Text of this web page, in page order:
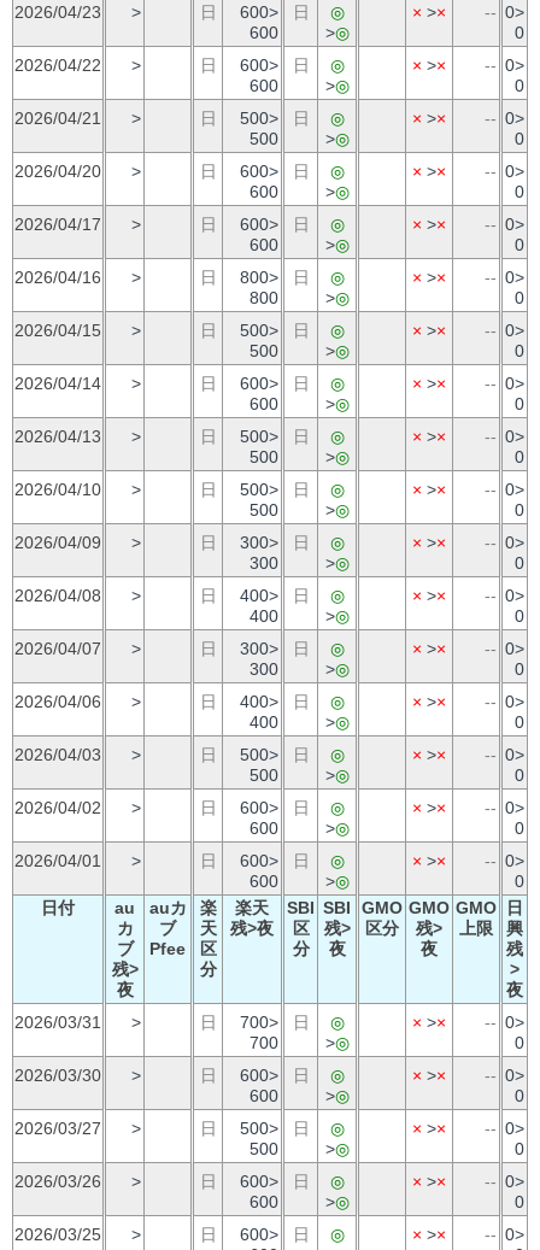
2026/04/23
> 日
600>
600
日
◎
>◎
× >× -- 0>
0
2026/04/22
> 日
600>
600
日
◎
>◎
× >× -- 0>
0
2026/04/21
> 日
500>
500
日
◎
>◎
× >× -- 0>
0
2026/04/20
> 日
600>
600
日
◎
>◎
× >× -- 0>
0
2026/04/17
> 日
600>
600
日
◎
>◎
× >× -- 0>
0
2026/04/16
> 日
800>
800
日
◎
>◎
× >× -- 0>
0
2026/04/15
> 日
500>
500
日
◎
>◎
× >× -- 0>
0
2026/04/14
> 日
600>
600
日
◎
>◎
× >× -- 0>
0
2026/04/13
> 日
500>
500
日
◎
>◎
× >× -- 0>
0
2026/04/10
> 日
500>
500
日
◎
>◎
× >× -- 0>
0
2026/04/09
> 日
300>
300
日
◎
>◎
× >× -- 0>
0
2026/04/08
> 日
400>
400
日
◎
>◎
× >× -- 0>
0
2026/04/07
> 日
300>
300
日
◎
>◎
× >× -- 0>
0
2026/04/06
> 日
400>
400
日
◎
>◎
× >× -- 0>
0
2026/04/03
> 日
500>
500
日
◎
>◎
× >× -- 0>
0
2026/04/02
> 日
600>
600
日
◎
>◎
× >× -- 0>
0
2026/04/01
> 日
600>
600
日
◎
>◎
× >× -- 0>
0
日付
au
カ
ブ
残>
夜
auカ
ブ
Pfee
楽
天
区
分
楽天
残>夜
SBI
区
分
SBI
残>
夜
GMO
区分
GMO
残>
夜
GMO
上限
日
興
残
>
夜
2026/03/31
> 日
700>
700
日
◎
>◎
× >× -- 0>
0
2026/03/30
> 日
600>
600
日
◎
>◎
× >× -- 0>
0
2026/03/27
> 日
500>
500
日
◎
>◎
× >× -- 0>
0
2026/03/26
> 日
600>
600
日
◎
>◎
× >× -- 0>
0
2026/03/25
> 日
600>
日
◎
× >× -- 0>